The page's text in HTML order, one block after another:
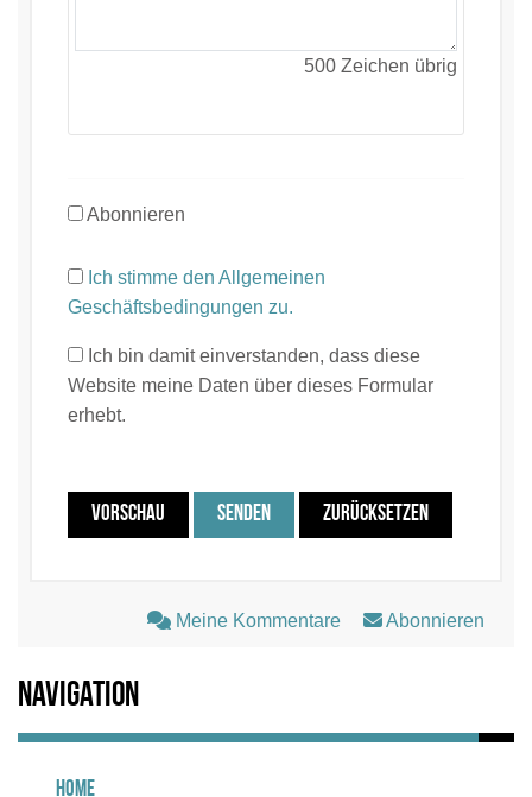
500 Zeichen übrig
Abonnieren
Ich stimme den Allgemeinen
Geschäftsbedingungen zu.
Ich bin damit einverstanden, dass diese
Website meine Daten über dieses Formular
erhebt.
VORSCHAU SENDEN ZURÜCKSETZEN
Meine Kommentare Abonnieren
Navigation
Home